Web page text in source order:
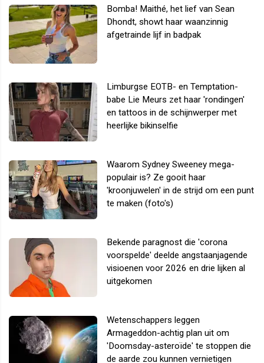
Bomba! Maithé, het lief van Sean
Dhondt, showt haar waanzinnig
afgetrainde lijf in badpak
Limburgse EOTB- en Temptation-
babe Lie Meurs zet haar 'rondingen'
en tattoos in de schijnwerper met
heerlijke bikinselfie
Waarom Sydney Sweeney mega-
populair is? Ze gooit haar
'kroonjuwelen' in de strijd om een punt
te maken (foto's)
Bekende paragnost die 'corona
voorspelde' deelde angstaanjagende
visioenen voor 2026 en drie lijken al
uitgekomen
Wetenschappers leggen
Armageddon-achtig plan uit om
'Doomsday-asteroïde' te stoppen die
de aarde zou kunnen vernietigen